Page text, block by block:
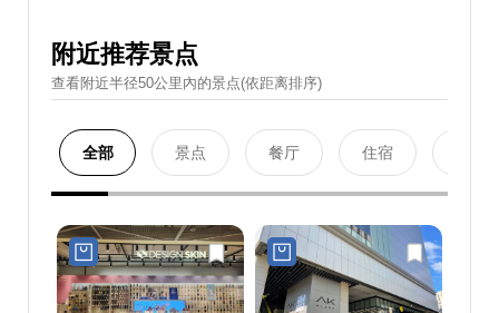
附近推荐景点
查看附近半径50公里內的景点(依距离排序)
全部 景点 餐厅 住宿